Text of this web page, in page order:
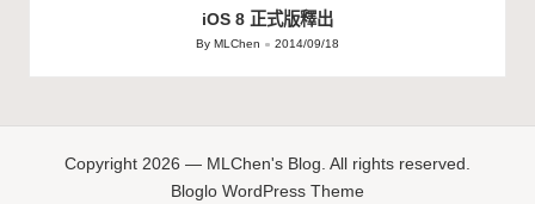
iOS 8 正式版釋出
Posted
By MLChen 2014/09/18
Copyright 2026 — MLChen's Blog. All rights reserved.
Bloglo WordPress Theme